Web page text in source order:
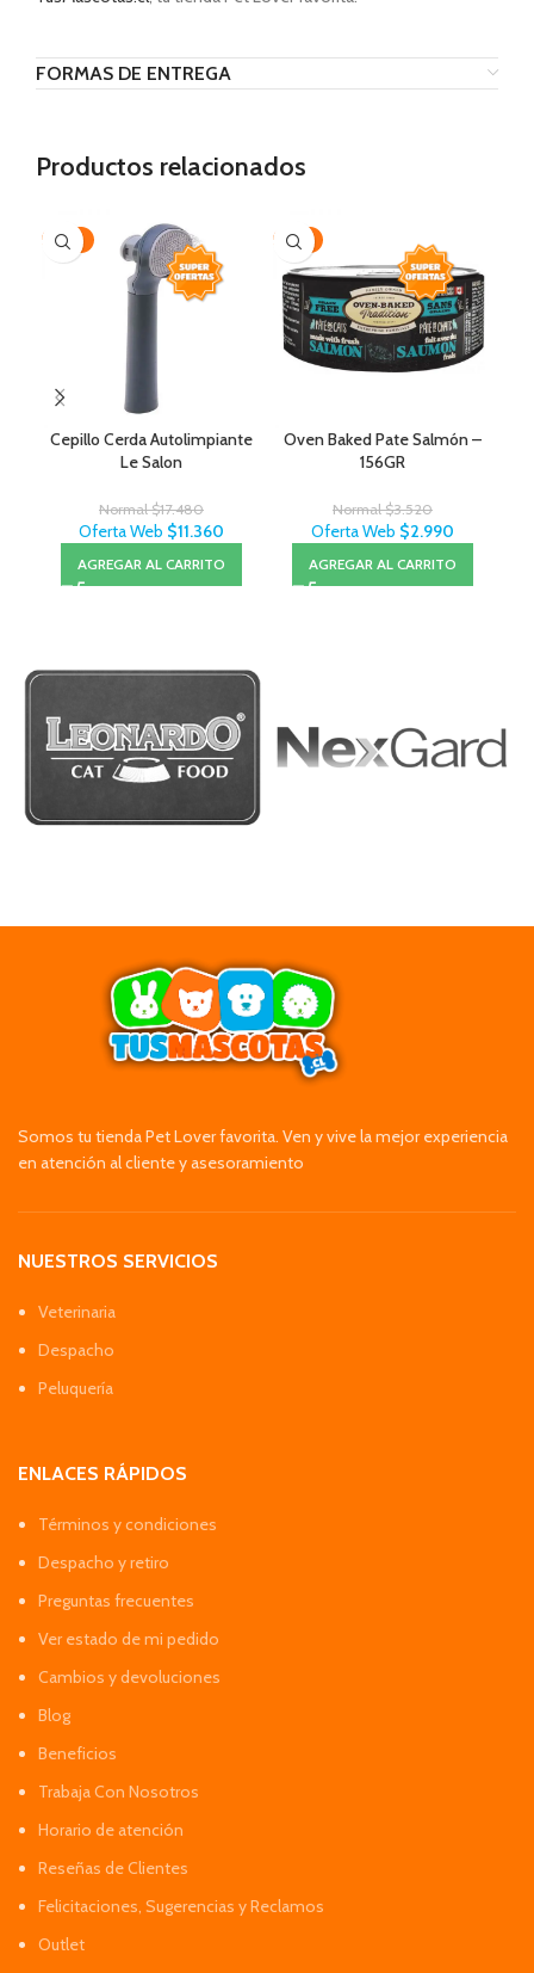
FORMAS DE ENTREGA
Productos relacionados
-35%
Cepillo Cerda Autolimpiante
Le Salon
Normal$17.480
Oferta Web $11.360
AGREGAR AL CARRITO
-15%
Oven Baked Pate Salmón –
156GR
Normal$3.520
Oferta Web $2.990
AGREGAR AL CARRITO
Somos tu tienda Pet Lover favorita. Ven y vive la mejor experiencia
en atención al cliente y asesoramiento
NUESTROS SERVICIOS
Veterinaria
Despacho
Peluquería
ENLACES RÁPIDOS
Términos y condiciones
Despacho y retiro
Preguntas frecuentes
Ver estado de mi pedido
Cambios y devoluciones
Blog
Beneficios
Trabaja Con Nosotros
Horario de atención
Reseñas de Clientes
Felicitaciones, Sugerencias y Reclamos
Outlet